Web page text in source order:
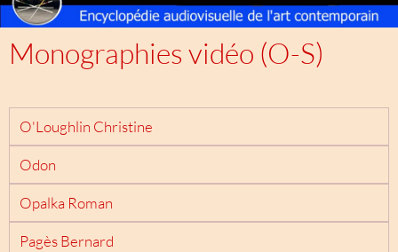
Monographies vidéo (O-S)
O'Loughlin Christine
Odon
Opalka Roman
Pagès Bernard